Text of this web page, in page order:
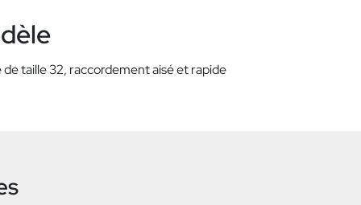
taille 32, raccordement aisé et rapide